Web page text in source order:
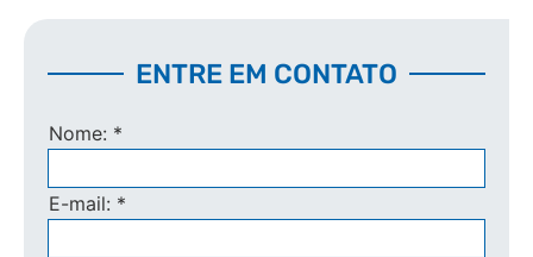
ENTRE EM CONTATO
Nome: *
E-mail: *